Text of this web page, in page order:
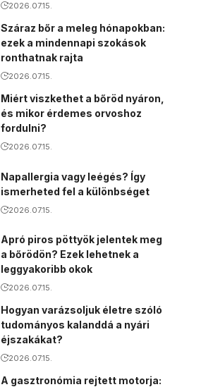
2026.07.15.
Száraz bőr a meleg hónapokban:
ezek a mindennapi szokások
ronthatnak rajta
2026.07.15.
Miért viszkethet a bőröd nyáron,
és mikor érdemes orvoshoz
fordulni?
2026.07.15.
Napallergia vagy leégés? Így
ismerheted fel a különbséget
2026.07.15.
Apró piros pöttyök jelentek meg
a bőrödön? Ezek lehetnek a
leggyakoribb okok
2026.07.15.
Hogyan varázsoljuk életre szóló
tudományos kalanddá a nyári
éjszakákat?
2026.07.15.
A gasztronómia rejtett motorja: